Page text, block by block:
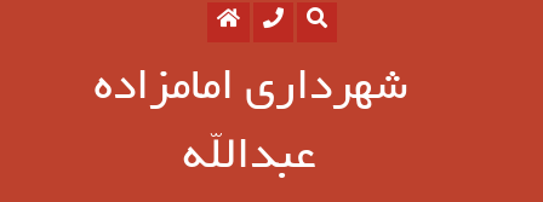
شهرداری امامزاده
عبدالله